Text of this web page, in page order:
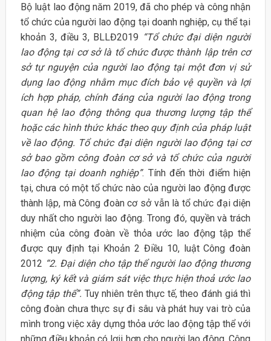
Bộ luật lao động năm 2019, đã cho phép và công nhận
tổ chức của người lao động tại doanh nghiệp, cụ thể tại
khoản 3, điều 3, BLLĐ2019 “Tổ chức đại diện người
lao động tại cơ sở là tổ chức được thành lập trên cơ
sở tự nguyện của người lao động tại một đơn vị sử
dụng lao động nhằm mục đích bảo vệ quyền và lợi
ích hợp pháp, chính đáng của người lao động trong
quan hệ lao động thông qua thương lượng tập thể
hoặc các hình thức khác theo quy định của pháp luật
về lao động. Tổ chức đại diện người lao động tại cơ
sở bao gồm công đoàn cơ sở và tổ chức của người
lao động tại doanh nghiệp”. Tính đến thời điểm hiện
tại, chưa có một tổ chức nào của người lao động được
thành lập, mà Công đoàn cơ sở vẫn là tổ chức đại diện
duy nhất cho người lao động. Trong đó, quyền và trách
nhiệm của công đoàn về thỏa ước lao động tập thể
được quy định tại Khoản 2 Điều 10, luật Công đoàn
2012 “2. Đại diện cho tập thể người lao động thương
lượng, ký kết và giám sát việc thực hiện thoả ước lao
động tập thể”. Tuy nhiên trên thực tế, theo đánh giá thì
công đoàn chưa thực sự đi sâu và phát huy vai trò của
mình trong việc xây dựng thỏa ước lao động tập thể với
những điều khoản có lợii hơn cho người lao động. Công